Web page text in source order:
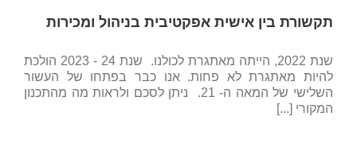
תקשורת בין אישית אפקטיבית בניהול ומכירות
שנת 2022, הייתה מאתגרת לכולנו. שנת 24 - 2023 הולכת
להיות מאתגרת לא פחות. אנו כבר בפתחו של העשור
השלישי של המאה ה- 21. ניתן לסכם ולראות מה מהתכנון
המקורי [...]